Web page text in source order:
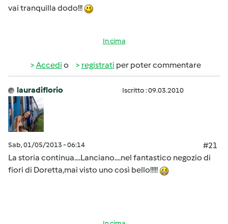
vai tranquilla dodo!!!
In cima
Accedi o registrati per poter commentare
lauradiflorio Iscritto : 09.03.2010
Sab, 01/05/2013 - 06:14
#21
La storia continua....Lanciano....nel fantastico negozio di
fiori di Doretta,mai visto uno così bello!!!!!